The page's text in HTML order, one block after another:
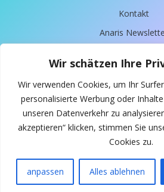
Wir schätzen Ihre
Wir verwenden Cookies, um Ihr
personalisierte Werbung oder
unseren Datenverkehr zu
akzeptieren“ klicken, stimmen Sie
Cookies zu.
anpassen Alles ablehnen
Kontakt
Anaris
Impressum
Datenschutz
Spende
Über Anaris